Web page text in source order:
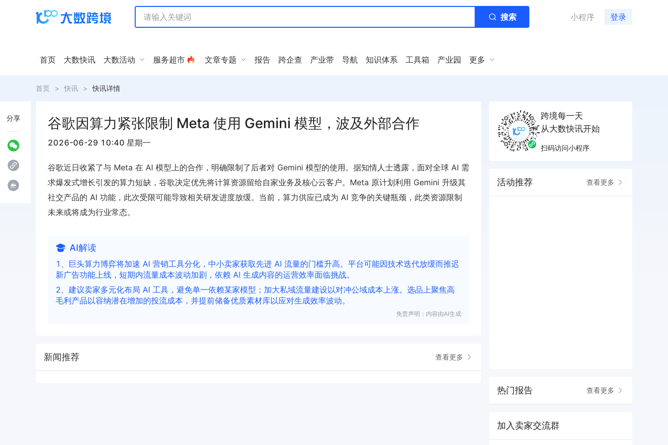
搜索 小程序 登录
首页 大数快讯 大数活动 服务超市 文章专题 报告 跨企查 产业带 导航 知识体系 工具箱 产业园 更多
首页 > 快讯 > 快讯详情
分享 谷歌因算力紧张限制 Meta 使用 Gemini 模型，波及外部合作
2026-06-29 10:40 星期一
谷歌近日收紧了与 Meta 在 AI 模型上的合作，明确限制了后者对 Gemini 模型的使用。据知情人士透露，面对全球 AI 需
求爆发式增长引发的算力短缺，谷歌决定优先将计算资源留给自家业务及核心云客户。Meta 原计划利用 Gemini 升级其
社交产品的 AI 功能，此次受限可能导致相关研发进度放缓。当前，算力供应已成为 AI 竞争的关键瓶颈，此类资源限制
未来或将成为行业常态。
AI解读
1、巨头算力博弈将加速 AI 营销工具分化，中小卖家获取先进 AI 流量的门槛升高。平台可能因技术迭代放缓而推迟
新广告功能上线，短期内流量成本波动加剧，依赖 AI 生成内容的运营效率面临挑战。
2、建议卖家多元化布局 AI 工具，避免单一依赖某家模型；加大私域流量建设以对冲公域成本上涨。选品上聚焦高
毛利产品以容纳潜在增加的投流成本，并提前储备优质素材库以应对生成效率波动。
免责声明：内容由AI生成
新闻推荐 查看更多
跨境每一天
从大数快讯开始
扫码访问小程序
活动推荐 查看更多
热门报告 查看更多
加入卖家交流群